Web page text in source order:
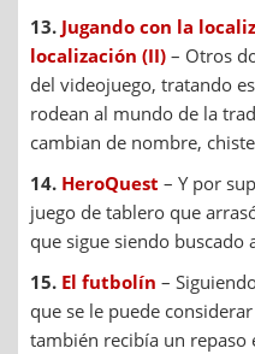
13. Jugando con la
localización (II) – Otros
del videojuego, tratando
rodean al mundo de la
cambian de nombre,
14. HeroQuest – Y por
juego de tablero que
que sigue siendo buscado
15. El futbolín –
que se le puede
también recibía un repaso